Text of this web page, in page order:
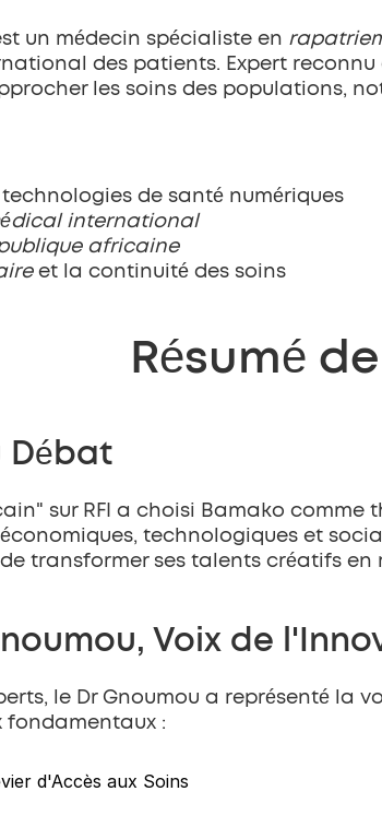
un médecin spécialiste en
des patients. Expert
les soins des populations,
de santé numériques
international
africaine
et la continuité des soins
Résumé
Débat
sur RFI a choisi Bamako
technologiques et
transformer ses talents créatifs en
Voix de
le Dr Gnoumou a représenté la
fondamentaux :
d'Accès aux Soins